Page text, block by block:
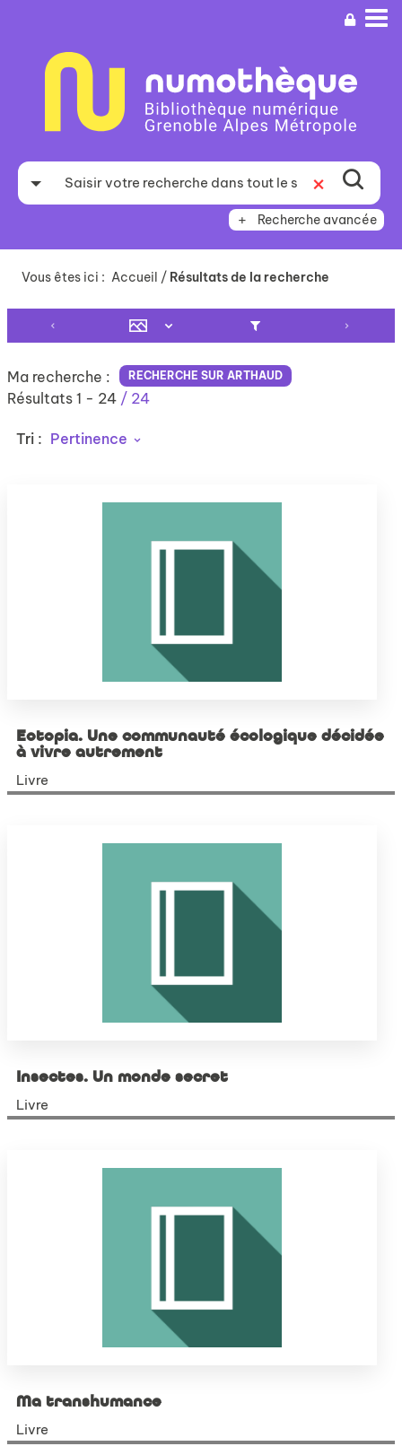
recherche
Recherche avancée
Vous êtes ici : Accueil / Résultats de la recherche
Ma recherche : RECHERCHE SUR ARTHAUD
Résultats 1 - 24 / 24
Tri : Pertinence
Eotopia. Une communauté écologique décidée
à vivre autrement
Livre
Insectes. Un monde secret
Livre
Ma transhumance
Livre